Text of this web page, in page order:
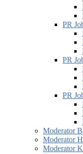
PR
PR
PR
Moderator
Moderator
Moderator